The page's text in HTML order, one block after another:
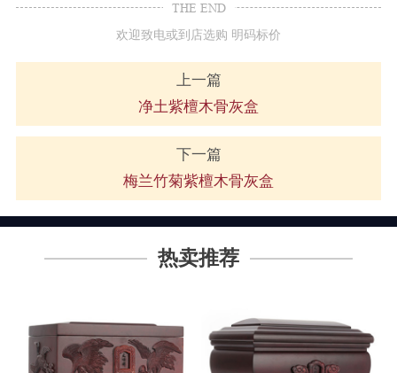
热卖推荐
THE END
欢迎致电或到店选购 明码标价
上一篇
净土紫檀木骨灰盒
下一篇
梅兰竹菊紫檀木骨灰盒